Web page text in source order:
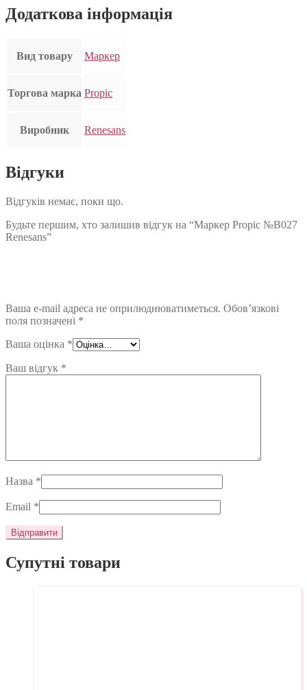
Додаткова інформація
Вид товару Маркер
Торгова марка Propic
Виробник Renesans
Відгуки
Відгуків немає, поки що.
Будьте першим, хто залишив відгук на “Маркер Propic №B027
Renesans”
Ваша e-mail адреса не оприлюднюватиметься. Обов’язкові
поля позначені *
Ваша оцінка *
Ваш відгук *
Назва *
Email *
Супутні товари